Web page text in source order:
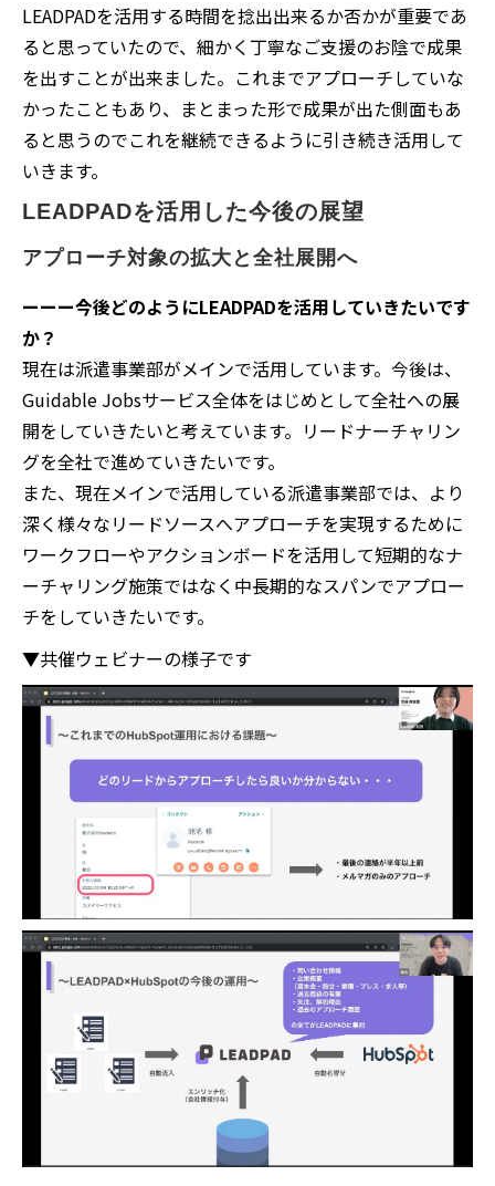
LEADPADを活用する時間を捻出出来るか否かが重要であ
ると思っていたので、細かく丁寧なご支援のお陰で成果
を出すことが出来ました。これまでアプローチしていな
かったこともあり、まとまった形で成果が出た側面もあ
ると思うのでこれを継続できるように引き続き活用して
いきます。
LEADPADを活用した今後の展望
アプローチ対象の拡大と全社展開へ
ーーー今後どのようにLEADPADを活用していきたいです
か？
現在は派遣事業部がメインで活用しています。今後は、
Guidable Jobsサービス全体をはじめとして全社への展
開をしていきたいと考えています。リードナーチャリン
グを全社で進めていきたいです。
また、現在メインで活用している派遣事業部では、より
深く様々なリードソースへアプローチを実現するために
ワークフローやアクションボードを活用して短期的なナ
ーチャリング施策ではなく中長期的なスパンでアプロー
チをしていきたいです。
▼共催ウェビナーの様子です